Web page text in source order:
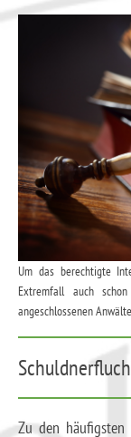
Um das berechtigte
Extremfall auch
angeschlossenen
Zu den